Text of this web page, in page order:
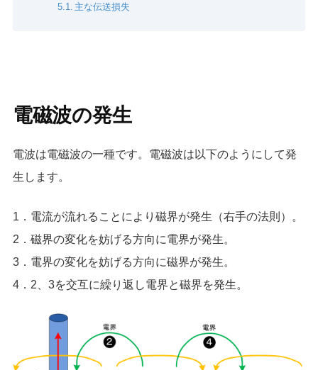
主な伝送損失
電磁波の発生
電波は電磁波の一種です。電磁波は以下のようにして発
生します。
1．電流が流れることにより磁界が発生（右手の法則）。
2．磁界の変化を妨げる方向に電界が発生。
3．電界の変化を妨げる方向に磁界が発生。
4．2、3を交互に繰り返し電界と磁界を発生。